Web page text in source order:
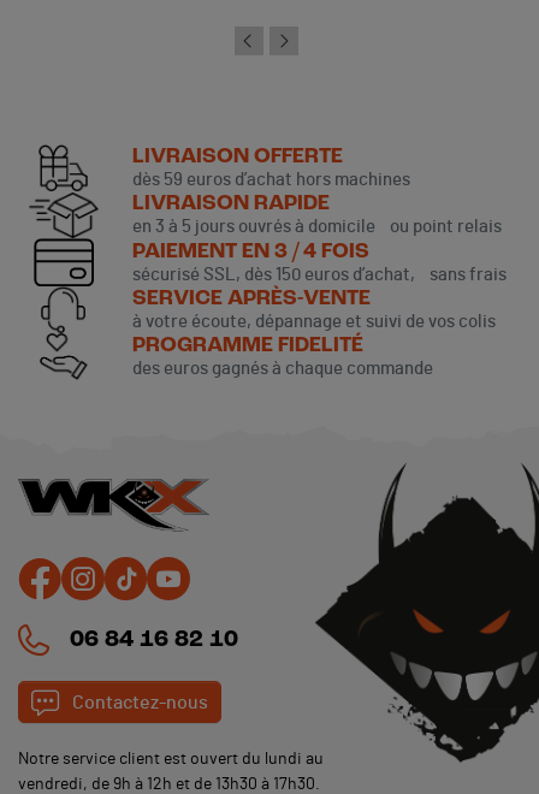
LIVRAISON OFFERTE
dès 59 euros d’achat hors machines
LIVRAISON RAPIDE
en 3 à 5 jours ouvrés à domicile ou point relais
PAIEMENT EN 3 / 4 FOIS
sécurisé SSL, dès 150 euros d’achat, sans frais
SERVICE APRÈS-VENTE
à votre écoute, dépannage et suivi de vos colis
PROGRAMME FIDELITÉ
des euros gagnés à chaque commande
06 84 16 82 10
Contactez-nous
Notre service client est ouvert du lundi au
vendredi, de 9h à 12h et de 13h30 à 17h30.